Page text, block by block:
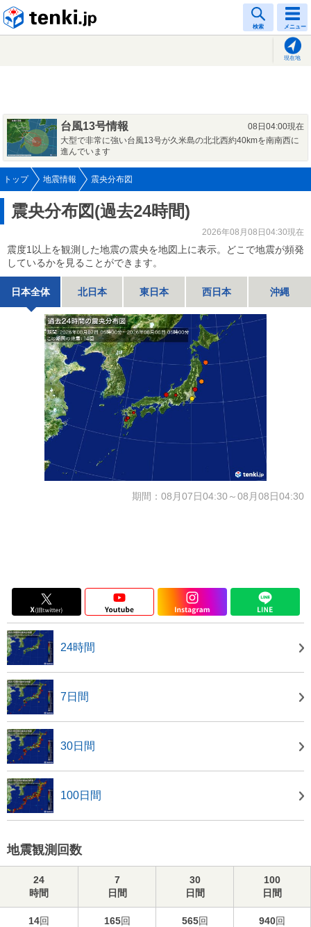
検索 メニュー
現在地
台風13号情報
08日04:00現在
大型で非常に強い台風13号が久米島の北北西約40kmを南南西に
進んでいます
トップ 地震情報 震央分布図
震央分布図(過去24時間)
2026年08月08日04:30現在
震度1以上を観測した地震の震央を地図上に表示。どこで地震が頻発
しているかを見ることができます。
日本全体 北日本 東日本 西日本 沖縄
期間：08月07日04:30～08月08日04:30
24時間
7日間
30日間
100日間
地震観測回数
24
時間
7
日間
30
日間
100
日間
14回 165回 565回 940回